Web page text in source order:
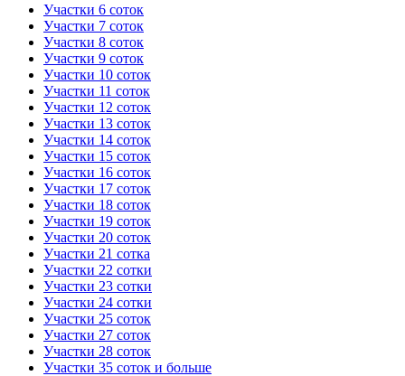
Участки 6 соток
Участки 7 соток
Участки 8 соток
Участки 9 соток
Участки 10 соток
Участки 11 соток
Участки 12 соток
Участки 13 соток
Участки 14 соток
Участки 15 соток
Участки 16 соток
Участки 17 соток
Участки 18 соток
Участки 19 соток
Участки 20 соток
Участки 21 сотка
Участки 22 сотки
Участки 23 сотки
Участки 24 сотки
Участки 25 соток
Участки 27 соток
Участки 28 соток
Участки 35 соток и больше